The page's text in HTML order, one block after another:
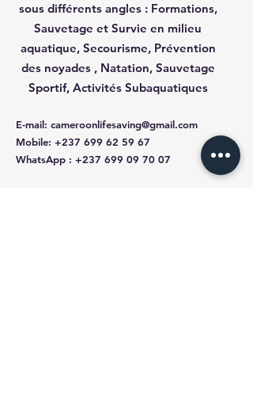
sous différents angles :Formations,
Sauvetage et Survie en milieu
aquatique, Secourisme, Prévention
des noyades , Natation, Sauvetage
Sportif, Activités Subaquatiques
E-mail: cameroonlifesaving@gmail.com
Mobile: +237 699 62 59 67
WhatsApp : +237 699 09 70 07